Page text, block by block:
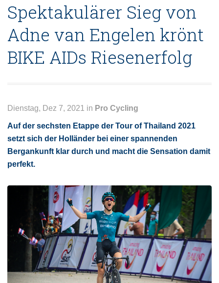
Spektakulärer Sieg von
Adne van Engelen krönt
BIKE AIDs Riesenerfolg
Dienstag, Dez 7, 2021 in Pro Cycling
Auf der sechsten Etappe der Tour of Thailand 2021
setzt sich der Holländer bei einer spannenden
Bergankunft klar durch und macht die Sensation damit
perfekt.